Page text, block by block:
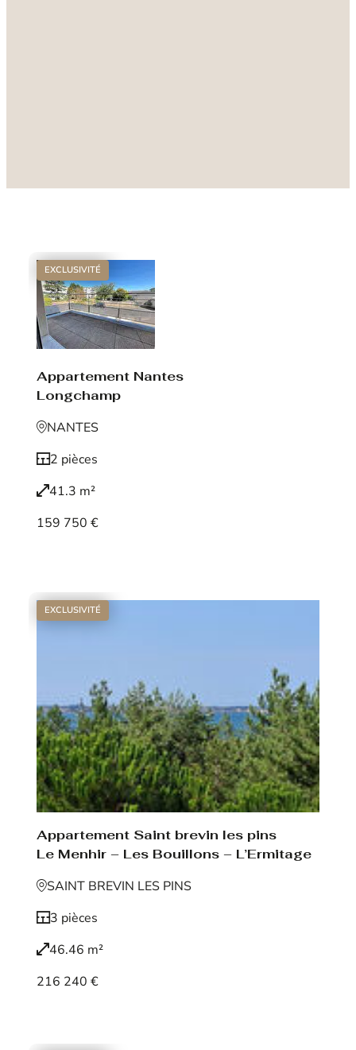
EXCLUSIVITÉ
Appartement Nantes
Longchamp
NANTES
2 pièces
41.3 m²
159 750 €
EXCLUSIVITÉ
Appartement Saint brevin les pins
Le Menhir – Les Bouillons – L’Ermitage
SAINT BREVIN LES PINS
3 pièces
46.46 m²
216 240 €